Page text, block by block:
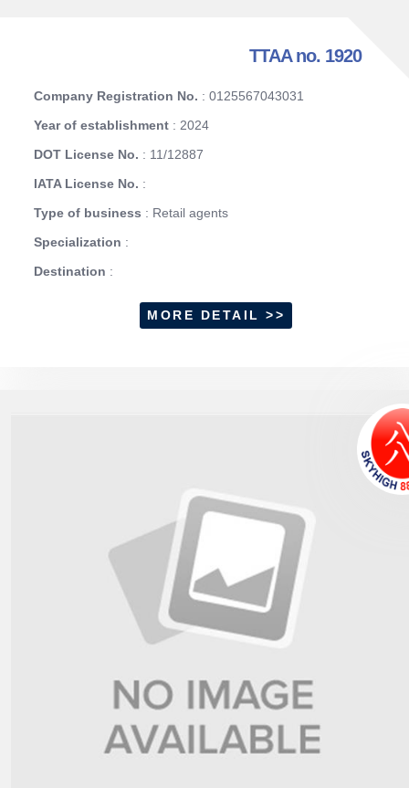
TTAA no. 1920
Company Registration No. : 0125567043031
Year of establishment : 2024
DOT License No. : 11/12887
IATA License No. :
Type of business : Retail agents
Specialization :
Destination :
MORE DETAIL >>